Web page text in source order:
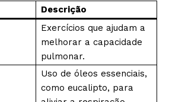
Descrição
Exercícios que ajudam a
melhorar a capacidade
pulmonar.
Uso de óleos essenciais,
como eucalipto, para